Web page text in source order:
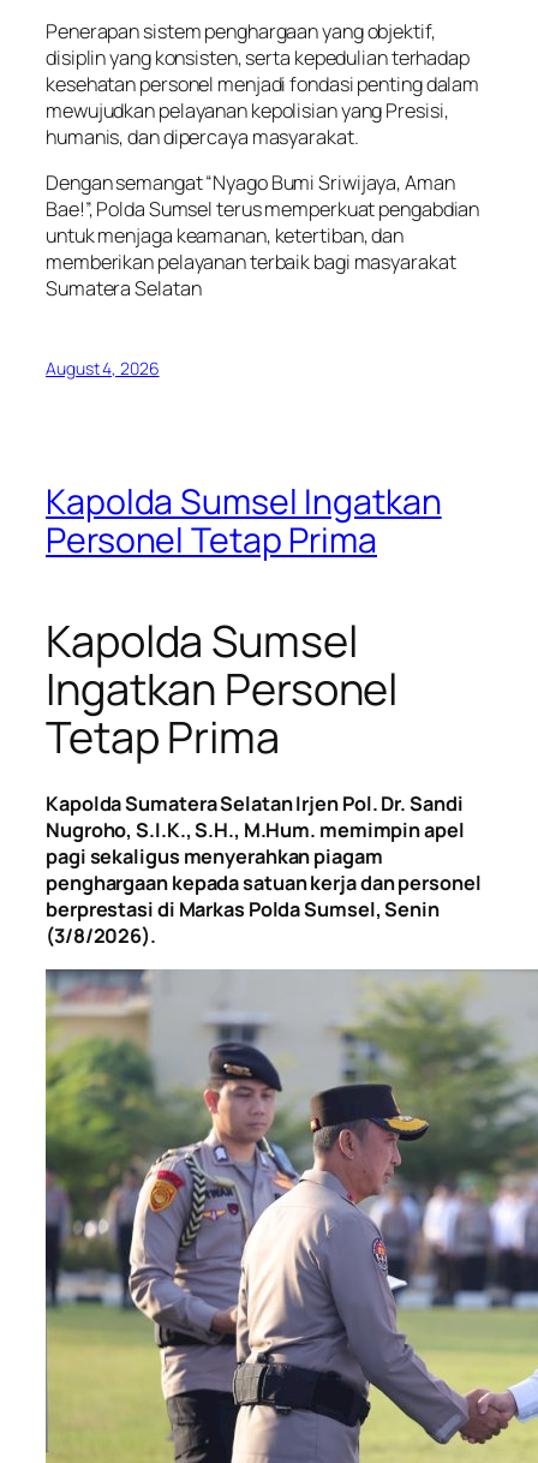
Penerapan sistem penghargaan yang objektif,
disiplin yang konsisten, serta kepedulian terhadap
kesehatan personel menjadi fondasi penting dalam
mewujudkan pelayanan kepolisian yang Presisi,
humanis, dan dipercaya masyarakat.
Dengan semangat “Nyago Bumi Sriwijaya, Aman
Bae!”, Polda Sumsel terus memperkuat pengabdian
untuk menjaga keamanan, ketertiban, dan
memberikan pelayanan terbaik bagi masyarakat
Sumatera Selatan
August 4, 2026
Kapolda Sumsel Ingatkan
Personel Tetap Prima
Kapolda Sumsel
Ingatkan Personel
Tetap Prima
Kapolda Sumatera Selatan Irjen Pol. Dr. Sandi
Nugroho, S.I.K., S.H., M.Hum. memimpin apel
pagi sekaligus menyerahkan piagam
penghargaan kepada satuan kerja dan personel
berprestasi di Markas Polda Sumsel, Senin
(3/8/2026).